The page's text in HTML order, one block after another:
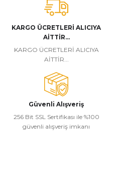
KARGO ÜCRETLERİ ALICIYA
AİTTİR...
KARGO ÜCRETLERİ ALICIYA
AİTTİR...
Güvenli Alışveriş
256 Bit SSL Sertifikası ile %100
güvenli alışveriş imkanı